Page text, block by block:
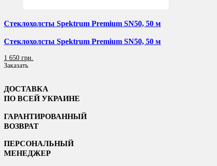
Стеклохолсты Spektrum Premium SN50, 50 м
Стеклохолсты Spektrum Premium SN50, 50 м
1 650 грн.
Заказать
ДОСТАВКА
ПО ВСЕЙ УКРАИНЕ
ГАРАНТИРОВАННЫЙ
ВОЗВРАТ
ПЕРСОНАЛЬНЫЙ
МЕНЕДЖЕР